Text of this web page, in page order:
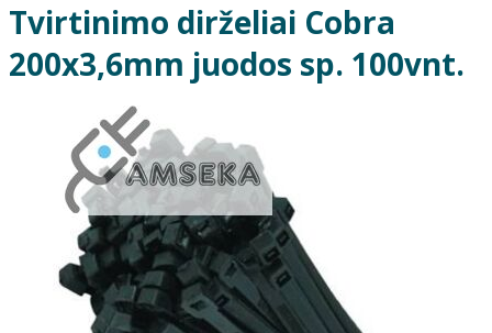
Tvirtinimo dirželiai Cobra
200x3,6mm juodos sp. 100vnt.